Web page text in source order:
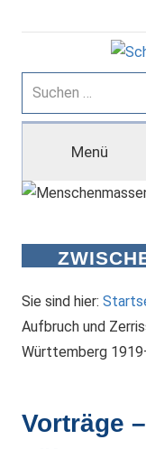
Inhalt
Suchen
nach:
Menü
Sie sind hier:
Aufbruch und
Württemberg
Vorträge